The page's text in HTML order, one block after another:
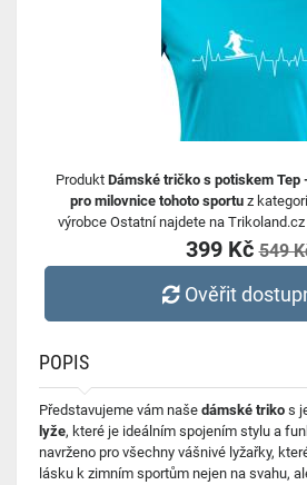
Produkt Dámské tričko s potiskem
pro milovnice tohoto sportu z
výrobce Ostatní najdete na Trikoland.cz
399 Kč549
Ověřit
POPIS
Představujeme vám naše dámské triko s
lyže, které je ideálním spojením stylu a
navrženo pro všechny vášnivé lyžařky,
lásku k zimním sportům nejen na svahu,